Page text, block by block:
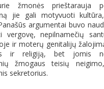
žmonės prieštarauja
jie gali motyvuoti
argumentai buvo
vergovę, nepilnamečių
ir moterų genitalijų
ir religiją, bet jomis
žmogaus teisių
sekretorius.